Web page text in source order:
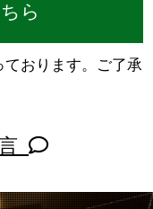
ら
おります。ご了承